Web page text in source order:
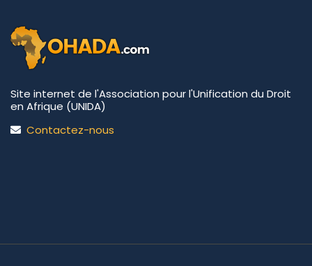
Site internet de l'Association pour l'Unification du Droit
en Afrique (UNIDA)
Contactez-nous